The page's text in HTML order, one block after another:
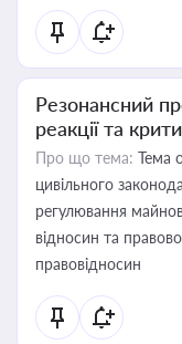
Резонансний
реакції та
Про що тема: Тема
цивільного
регулювання
відносин та
правовідносин